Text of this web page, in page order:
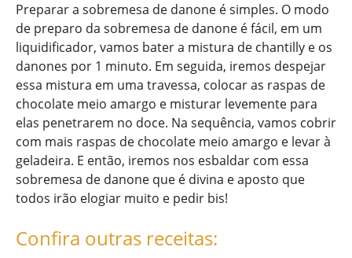
Preparar a sobremesa de danone é simples. O modo
de preparo da sobremesa de danone é fácil, em um
liquidificador, vamos bater a mistura de chantilly e os
danones por 1 minuto. Em seguida, iremos despejar
essa mistura em uma travessa, colocar as raspas de
chocolate meio amargo e misturar levemente para
elas penetrarem no doce. Na sequência, vamos cobrir
com mais raspas de chocolate meio amargo e levar à
geladeira. E então, iremos nos esbaldar com essa
sobremesa de danone que é divina e aposto que
todos irão elogiar muito e pedir bis!
Confira outras receitas: